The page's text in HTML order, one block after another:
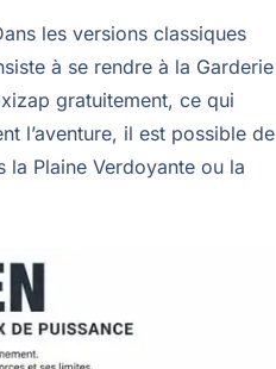
les versions classiques
à se rendre à la Garderie
gratuitement, ce qui
l’aventure, il est possible de
la Plaine Verdoyante ou la